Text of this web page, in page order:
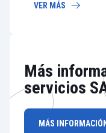
VER MÁS
Más
servicios
MÁS INFORMACIÓN